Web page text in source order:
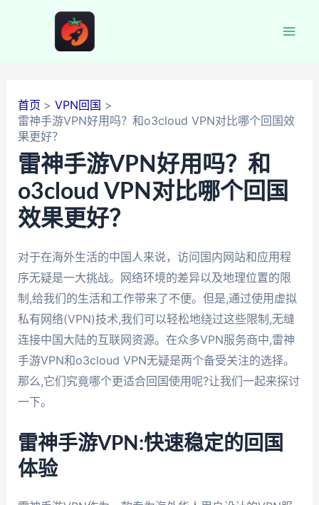
首页
VPN回国
雷神手游VPN好用吗？和o3cloud VPN对比哪个回国效
果更好？
雷神手游VPN好用吗？和
o3cloud VPN对比哪个回国
效果更好？
对于在海外生活的中国人来说，访问国内网站和应用程
序无疑是一大挑战。网络环境的差异以及地理位置的限
制,给我们的生活和工作带来了不便。但是,通过使用虚拟
私有网络(VPN)技术,我们可以轻松地绕过这些限制,无缝
连接中国大陆的互联网资源。在众多VPN服务商中,雷神
手游VPN和o3cloud VPN无疑是两个备受关注的选择。
那么,它们究竟哪个更适合回国使用呢?让我们一起来探讨
一下。
雷神手游VPN:快速稳定的回国
体验